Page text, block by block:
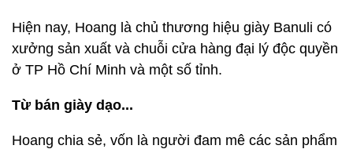
Hiện nay, Hoang là chủ thương hiệu giày Banuli có
xưởng sản xuất và chuỗi cửa hàng đại lý độc quyền
ở TP Hồ Chí Minh và một số tỉnh.
Từ bán giày dạo...
Hoang chia sẻ, vốn là người đam mê các sản phẩm